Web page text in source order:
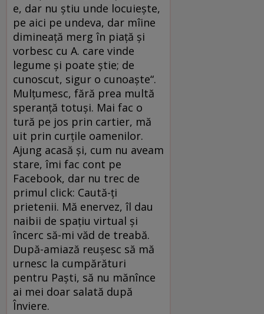
e, dar nu ştiu unde locuieşte,
pe aici pe undeva, dar mîine
dimineaţă merg în piaţă şi
vorbesc cu A. care vinde
legume şi poate ştie; de
cunoscut, sigur o cunoaşte“.
Mulţumesc, fără prea multă
speranţă totuşi. Mai fac o
tură pe jos prin cartier, mă
uit prin curţile oamenilor.
Ajung acasă şi, cum nu aveam
stare, îmi fac cont pe
Facebook, dar nu trec de
primul click: Caută-ţi
prietenii. Mă enervez, îl dau
naibii de spaţiu virtual şi
încerc să-mi văd de treabă.
După-amiază reuşesc să mă
urnesc la cumpărături
pentru Paşti, să nu mănînce
ai mei doar salată după
Înviere.